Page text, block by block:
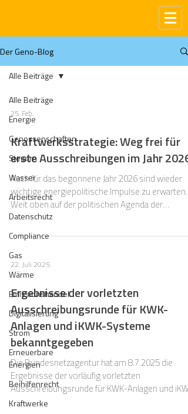
Der Geno-Blog
Alle Beiträge
Energie
Genossenschaften
Steuern
Wasser
Arbeitsrecht
Datenschutz
Compliance
Gas
Wärme
Emissionshandel
Digitalisierung
Strom
Erneuerbare
Energien
Beihilfenrecht
Kraftwerke
Alle Beiträge
25. Feb.
Kraftwerksstrategie: Weg frei für
erste Ausschreibungen im Jahr 2026?
Auch für das begonnene Jahr 2026 sind wieder
wichtige energiepolitische Impulse zu erwarten.
Weit oben auf der politischen Agenda der
Bundesregierung befindet sich dabei, sich auf
Kraftwerksstrategie festzulegen, welche die
Bundesregierung bereits seit mehreren Jahren
intensiv diskutiert . Im Mittelpunkt stand dabei
jeher, dass der Bund neue steuerbare Kapazitäten
ausschreiben will. Zur Erinnerung: Solche
Kapazitäten werden allgemein als notwendig
erachtet, weil du
22. Juli 2025
Ergebnisse der vorletzten
Ausschreibungsrunde für KWK-
Anlagen und iKWK-Systeme
bekanntgegeben
Die Bundesnetzagentur hat am 8.7.2025 die
Ergebnisse der vorläufig vorletzten
Ausschreibungsrunde für KWK-Anlagen und
Systeme bekanntgegeben.